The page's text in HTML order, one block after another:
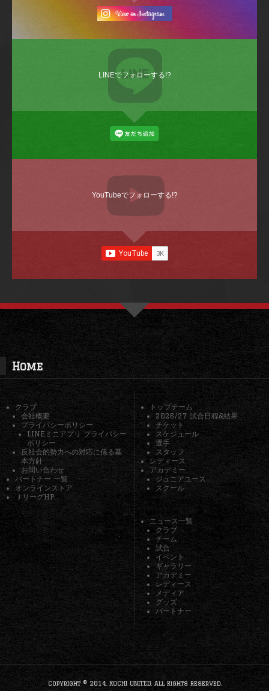
LINEでフォローする!?
YouTubeでフォローする!?
Home
クラブ
会社概要
プライバシーポリシー
LINEミニアプリ プライバシー
ポリシー
反社会的勢力への対応に係る基
本方針
お問い合わせ
パートナー 一覧
オンラインストア
ＪリーグHP
トップチーム
2026/27 試合日程&結果
チケット
スケジュール
選手
スタッフ
レディース
アカデミー
ジュニアユース
スクール
ニュース一覧
クラブ
チーム
試合
イベント
ギャラリー
アカデミー
レディース
メディア
グッズ
パートナー
Copyright © 2014. KOCHI UNITED. All Rights Reserved.